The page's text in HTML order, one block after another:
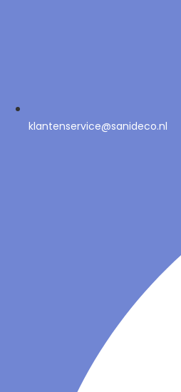
klantenservice@sanideco.nl